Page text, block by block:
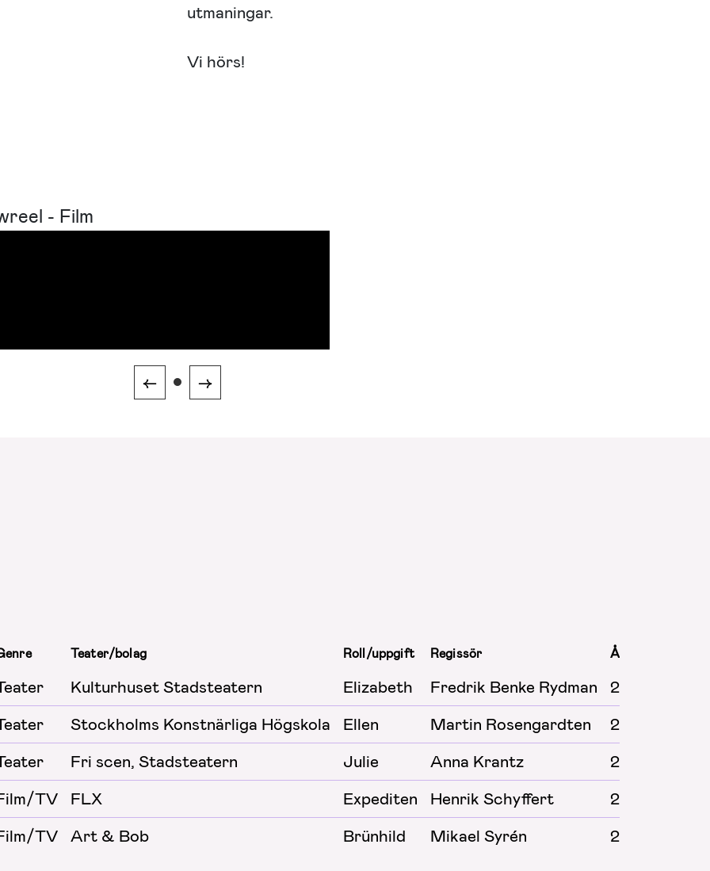
utmaningar.
Vi hörs!
- Film
← →
Teater/bolag Roll/uppgift Regissör År
Kulturhuset Stadsteatern Elizabeth Fredrik Benke Rydman
2026
Stockholms Konstnärliga Högskola Ellen Martin Rosengardten
2025
Fri scen, Stadsteatern Julie Anna Krantz
2025
TV
FLX Expediten Henrik Schyffert
2023
TV Art & Bob Brünhild Mikael Syrén 2023